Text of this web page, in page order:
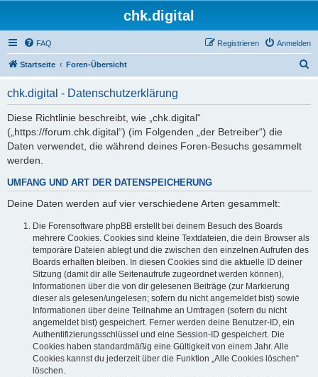
chk.digital
FAQ Anmelden
Registrieren
Startseite Foren-Übersicht
chk.digital - Datenschutzerklärung
Diese Richtlinie beschreibt, wie „chk.digital“
(„https://forum.chk.digital“) (im Folgenden „der Betreiber“) die
Daten verwendet, die während deines Foren-Besuchs gesammelt
werden.
UMFANG UND ART DER DATENSPEICHERUNG
Deine Daten werden auf vier verschiedene Arten gesammelt:
Die Forensoftware phpBB erstellt bei deinem Besuch des Boards
mehrere Cookies. Cookies sind kleine Textdateien, die dein Browser als
temporäre Dateien ablegt und die zwischen den einzelnen Aufrufen des
Boards erhalten bleiben. In diesen Cookies sind die aktuelle ID deiner
Sitzung (damit dir alle Seitenaufrufe zugeordnet werden können),
Informationen über die von dir gelesenen Beiträge (zur Markierung
dieser als gelesen/ungelesen; sofern du nicht angemeldet bist) sowie
Informationen über deine Teilnahme an Umfragen (sofern du nicht
angemeldet bist) gespeichert. Ferner werden deine Benutzer-ID, ein
Authentifizierungsschlüssel und eine Session-ID gespeichert. Die
Cookies haben standardmäßig eine Gültigkeit von einem Jahr. Alle
Cookies kannst du jederzeit über die Funktion „Alle Cookies löschen“
löschen.